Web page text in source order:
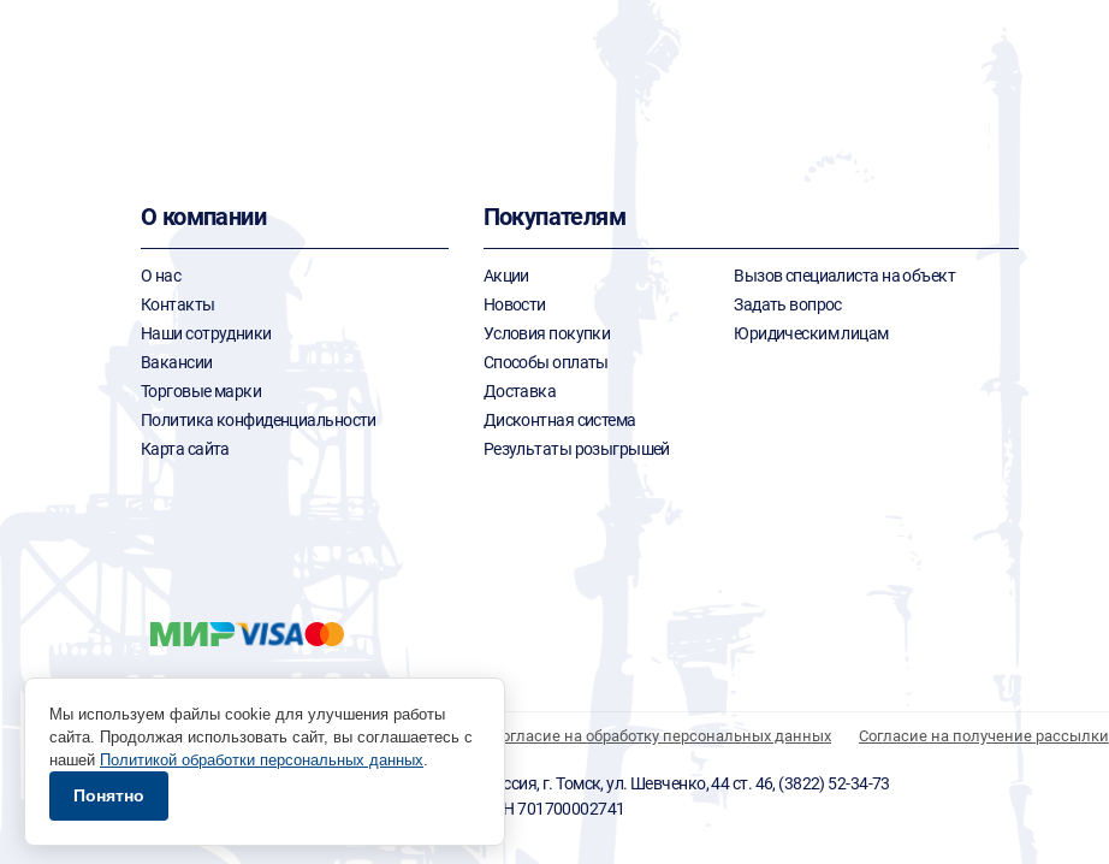
О компании
О нас
Контакты
Наши сотрудники
Вакансии
Торговые марки
Политика конфиденциальности
Карта сайта
Покупателям
Акции
Новости
Условия покупки
Способы оплаты
Доставка
Дисконтная система
Результаты розыгрышей
Вызов специалиста на объект
Задать вопрос
Юридическим лицам
Политика обработки персональных данных Согласие на обработку персональных данных Согласие на получение рассылки
© 1996 - 2026 инструмент парк «Мастер Плюс» Россия, г. Томск, ул. Шевченко, 44 ст. 46, (3822) 52-34-73
okp@masterplus.tomsk.ru ИП Брусницын Д.Н. ИНН 701700002741
Мы используем файлы cookie для улучшения работы
сайта. Продолжая использовать сайт, вы соглашаетесь с
нашей Политикой обработки персональных данных.
Понятно